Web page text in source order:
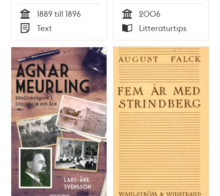
Tid
1889 till 1896
Typ
Text Tid
2006
Typ
Litteraturtips